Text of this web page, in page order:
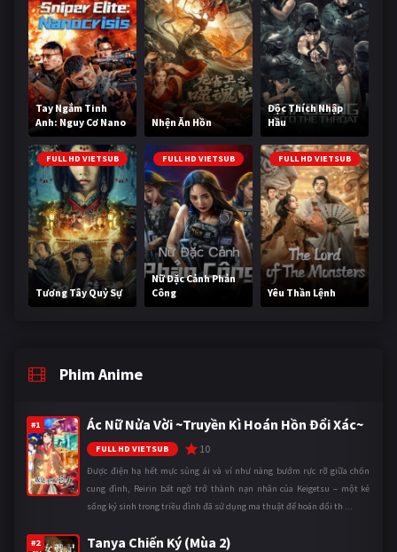
Tay Ngắm Tinh
Anh: Nguy Cơ Nano
Nhện Ăn Hồn
Độc Thích Nhập
Hầu
FULL HD VIETSUB
Tương Tây Quỷ Sự
FULL HD VIETSUB
Nữ Đặc Cảnh Phản
Công
FULL HD VIETSUB
Yêu Thần Lệnh
Phim Anime
#1 Ác Nữ Nửa Vời ~Truyền Kì Hoán Hồn Đổi Xác~
FULL HD VIETSUB 10
Được điện hạ hết mực sủng ái và ví như nàng bướm rực rỡ giữa chốn
cung đình, Reirin bất ngờ trở thành nạn nhân của Keigetsu – một kẻ
sống ký sinh trong triều đình đã sử dụng ma thuật để hoán đổi th ...
#2 Tanya Chiến Ký (Mùa 2)